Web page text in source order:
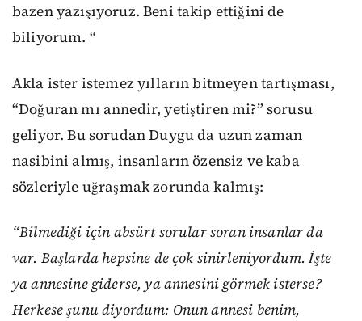
bazen yazışıyoruz. Beni takip ettiğini de
biliyorum. “
Akla ister istemez yılların bitmeyen tartışması,
“Doğuran mı annedir, yetiştiren mi?” sorusu
geliyor. Bu sorudan Duygu da uzun zaman
nasibini almış, insanların özensiz ve kaba
sözleriyle uğraşmak zorunda kalmış:
“Bilmediği için absürt sorular soran insanlar da
var. Başlarda hepsine de çok sinirleniyordum. İşte
ya annesine giderse, ya annesini görmek isterse?
Herkese şunu diyordum: Onun annesi benim,